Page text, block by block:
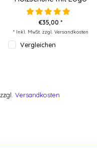
€35,00 *
* Inkl. MwSt. zzgl. Versandkosten
Vergleichen
zzgl. Versandkosten